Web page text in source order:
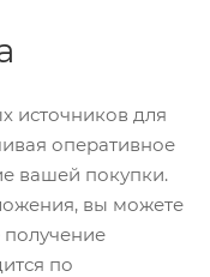
источников для
оперативное
вашей покупки.
вы можете
получение
по